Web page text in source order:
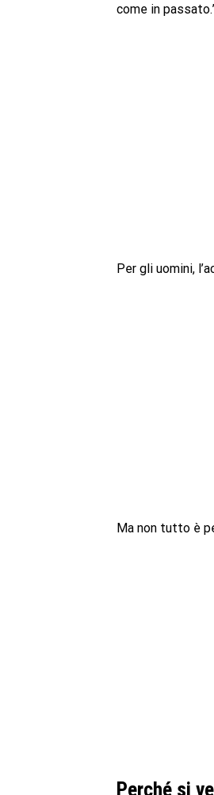
come in
Per gli uomini,
Ma non tutto è
Perché si